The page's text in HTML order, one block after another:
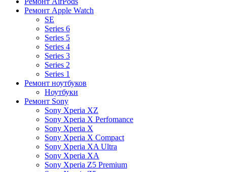
Ремонт Apple Watch
SE
Series 6
Series 5
Series 4
Series 3
Series 2
Series 1
Ремонт ноутбуков
Ноутбуки
Ремонт Sony
Sony Xperia XZ
Sony Xperia X Perfomance
Sony Xperia X
Sony Xperia X Compact
Sony Xperia XA Ultra
Sony Xperia XA
Sony Xperia Z5 Premium